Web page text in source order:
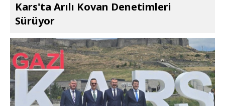
Kars'ta Arılı Kovan Denetimleri
Sürüyor